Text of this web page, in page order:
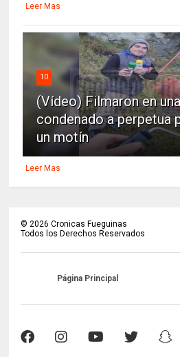
Leer Mas
10
(Vídeo) Filmaron en
condenado a perpetua
un motín
Leer Mas
© 2026 Cronicas Fueguinas
Todos los Derechos Reservados
Página Principal